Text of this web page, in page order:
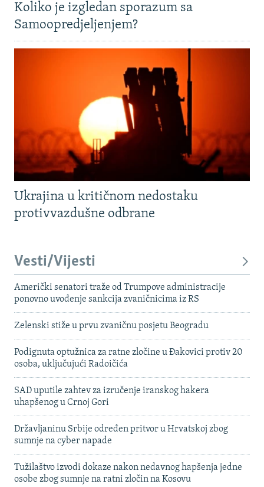
Koliko je izgledan sporazum sa
Samoopredjeljenjem?
Ukrajina u kritičnom nedostaku
protivvazdušne odbrane
Vesti/Vijesti
Američki senatori traže od Trumpove administracije
ponovno uvođenje sankcija zvaničnicima iz RS
Zelenski stiže u prvu zvaničnu posjetu Beogradu
Podignuta optužnica za ratne zločine u Đakovici protiv 20
osoba, uključujući Radoičića
SAD uputile zahtev za izručenje iranskog hakera
uhapšenog u Crnoj Gori
Državljaninu Srbije određen pritvor u Hrvatskoj zbog
sumnje na cyber napade
Tužilaštvo izvodi dokaze nakon nedavnog hapšenja jedne
osobe zbog sumnje na ratni zločin na Kosovu